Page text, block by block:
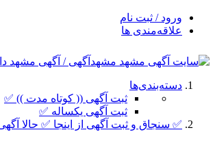
ورود / ثبت نام
علاقه‌مندی ها
دسته‌بندی‌ها
ثبت آگهی (( کوتاه مدت )) ✅
ثبت آگهی یکساله ✅
✅ سنجاق و ثبت آگهی از اینجا ✅ حالا